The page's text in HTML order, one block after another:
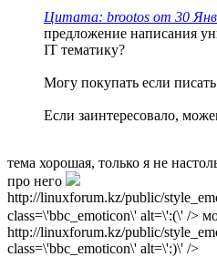
Цитата: brootos от 30
предложение написания
IT тематику?
Могу покупать если писать
Если заинтересовало,
тема хорошая, только я не
про него
http://linuxforum.kz/public/
class=\'bbc_emoticon\' alt=\':(\' />
http://linuxforum.kz/public/
class=\'bbc_emoticon\' alt=\':)\' />